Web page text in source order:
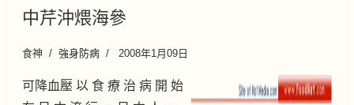
中芹沖煨海參
食神 強身防病 2008年1月09日
可降血壓 以 食 療 治 病 開 始